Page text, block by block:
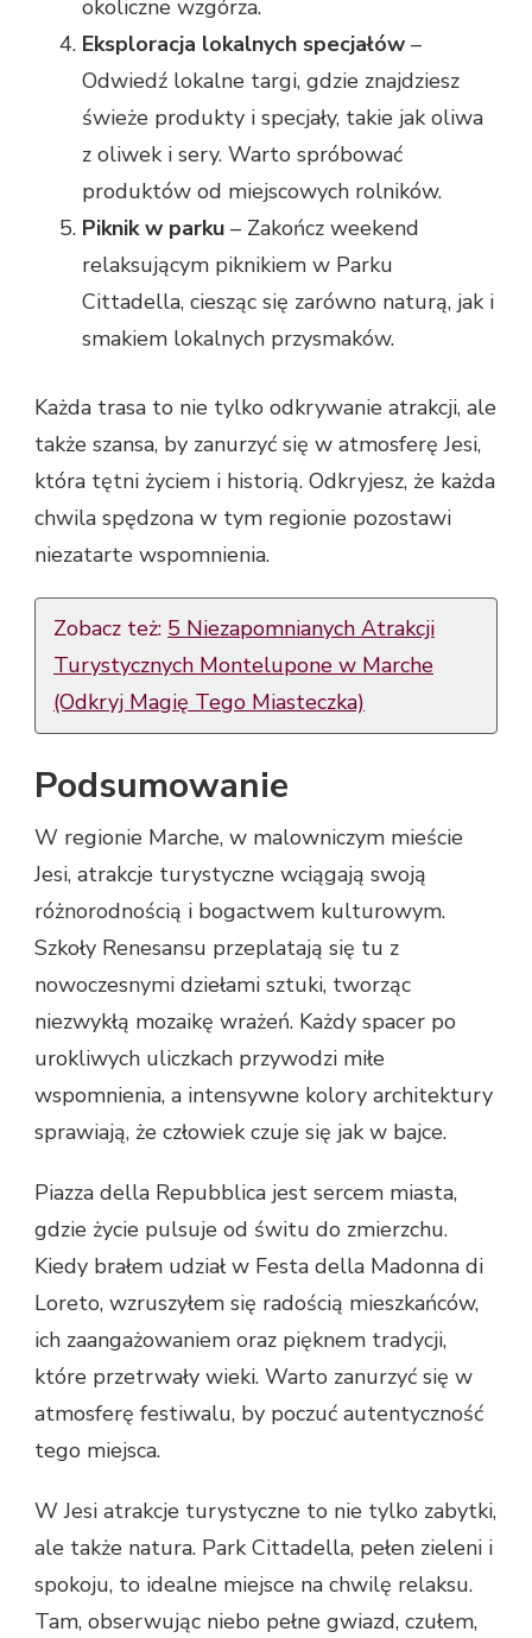
okoliczne wzgórza.
Eksploracja lokalnych specjałów –
Odwiedź lokalne targi, gdzie znajdziesz
świeże produkty i specjały, takie jak oliwa
z oliwek i sery. Warto spróbować
produktów od miejscowych rolników.
Piknik w parku – Zakończ weekend
relaksującym piknikiem w Parku
Cittadella, ciesząc się zarówno naturą, jak i
smakiem lokalnych przysmaków.
Każda trasa to nie tylko odkrywanie atrakcji, ale
także szansa, by zanurzyć się w atmosferę Jesi,
która tętni życiem i historią. Odkryjesz, że każda
chwila spędzona w tym regionie pozostawi
niezatarte wspomnienia.
Zobacz też: 5 Niezapomnianych Atrakcji
Turystycznych Montelupone w Marche
(Odkryj Magię Tego Miasteczka)
Podsumowanie
W regionie Marche, w malowniczym mieście
Jesi, atrakcje turystyczne wciągają swoją
różnorodnością i bogactwem kulturowym.
Szkoły Renesansu przeplatają się tu z
nowoczesnymi dziełami sztuki, tworząc
niezwykłą mozaikę wrażeń. Każdy spacer po
urokliwych uliczkach przywodzi miłe
wspomnienia, a intensywne kolory architektury
sprawiają, że człowiek czuje się jak w bajce.
Piazza della Repubblica jest sercem miasta,
gdzie życie pulsuje od świtu do zmierzchu.
Kiedy brałem udział w Festa della Madonna di
Loreto, wzruszyłem się radością mieszkańców,
ich zaangażowaniem oraz pięknem tradycji,
które przetrwały wieki. Warto zanurzyć się w
atmosferę festiwalu, by poczuć autentyczność
tego miejsca.
W Jesi atrakcje turystyczne to nie tylko zabytki,
ale także natura. Park Cittadella, pełen zieleni i
spokoju, to idealne miejsce na chwilę relaksu.
Tam, obserwując niebo pełne gwiazd, czułem,